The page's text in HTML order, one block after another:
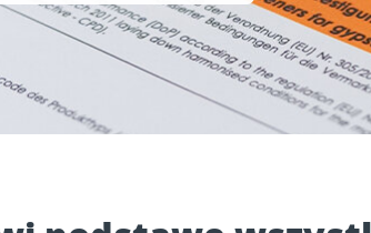
i Dach & Elewacja